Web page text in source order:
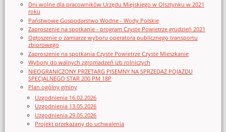
Dni wolne dla pracowników Urzędu Miejskiego w Olsztynku w 2021
roku
Państwowe Gospodarstwo Wodne - Wody Polskie
Zaproszenie na spotkanie - program Czyste Powietrze grudzień 2021
Ogłoszenie o zamiarze wyboru operatora publicznego transportu
zbiorowego
Zaproszenie na spotkania Czyste Powietrze Czyste Mieszkanie
Wybory do walnych zgromadzeń izb rolniczych
NIEOGRANICZONY PRZETARG PISEMNY NA SPRZEDAŻ POJAZDU
SPECJALNEGO STAR 200 PM 18P
Plan ogólny gminy
Uzgodnienia 16.02.2026
Uzgodnienia 13.05.2026
Uzgodnienia 29.05.2026
Projekt przekazany do uchwalenia